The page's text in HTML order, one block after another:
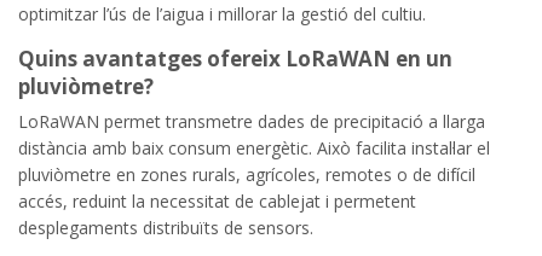
optimitzar l’ús de l’aigua i millorar la gestió del cultiu.
Quins avantatges ofereix LoRaWAN en un
pluviòmetre?
LoRaWAN permet transmetre dades de precipitació a llarga
distància amb baix consum energètic. Això facilita instal·lar el
pluviòmetre en zones rurals, agrícoles, remotes o de difícil
accés, reduint la necessitat de cablejat i permetent
desplegaments distribuïts de sensors.